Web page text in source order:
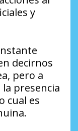
y
decirnos
pero a
presencia
cual es